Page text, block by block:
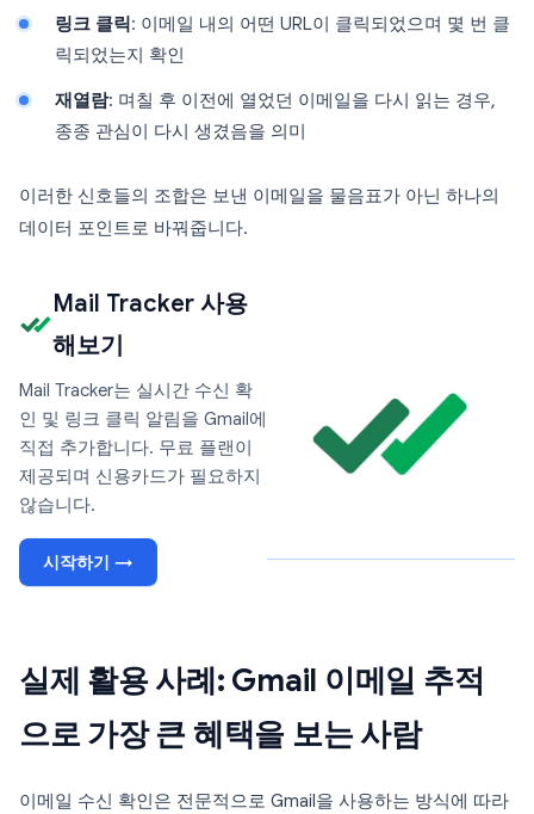
링크 클릭 : 이메일 내의 어떤 URL이 클릭되었으며 몇 번 클
릭되었는지 확인
재열람: 며칠 후 이전에 열었던 이메일을 다시 읽는 경우,
종종 관심이 다시 생겼음을 의미
이러한 신호들의 조합은 보낸 이메일을 물음표가 아닌 하나의
데이터 포인트로 바꿔줍니다.
Mail Tracker 사용
해보기
Mail Tracker는 실시간 수신 확
인 및 링크 클릭 알림을 Gmail에
직접 추가합니다. 무료 플랜이
제공되며 신용카드가 필요하지
않습니다.
시작하기 →
실제 활용 사례: Gmail 이메일 추적
으로 가장 큰 혜택을 보는 사람
이메일 수신 확인은 전문적으로 Gmail을 사용하는 방식에 따라